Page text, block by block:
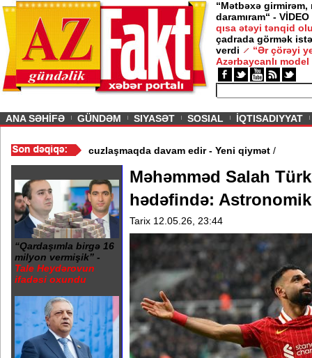
“Mətbəxə girmirəm,
daramıram“ - VİDEO
qısa ətəyi tənqid
çadrada görmək
verdi
“Ər çörəyi
Azərbaycanlı model
ANA SƏHİFƏ GÜNDƏM SIYASƏT SOSIAL İQTISADIYYAT
/ Azərbaycan nefti ucuzlaşmaqda davam edir - Yeni qiymət
“Qardaşımla birgə 16
milyon vermişik” -
Tale Heydərovun
ifadəsi oxundu
Məhəmməd Salah
hədəfində:
Tarix 12.05.26, 23:44